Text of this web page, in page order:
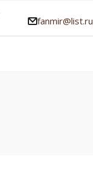
fanmir@list.ru